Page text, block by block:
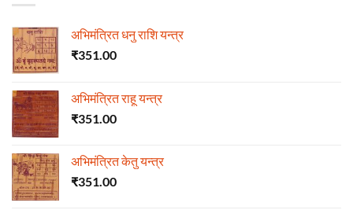
अभिमंत्रित धनु राशि यन्त्र
₹351.00
अभिमंत्रित राहू यन्त्र
₹351.00
अभिमंत्रित केतु यन्त्र
₹351.00